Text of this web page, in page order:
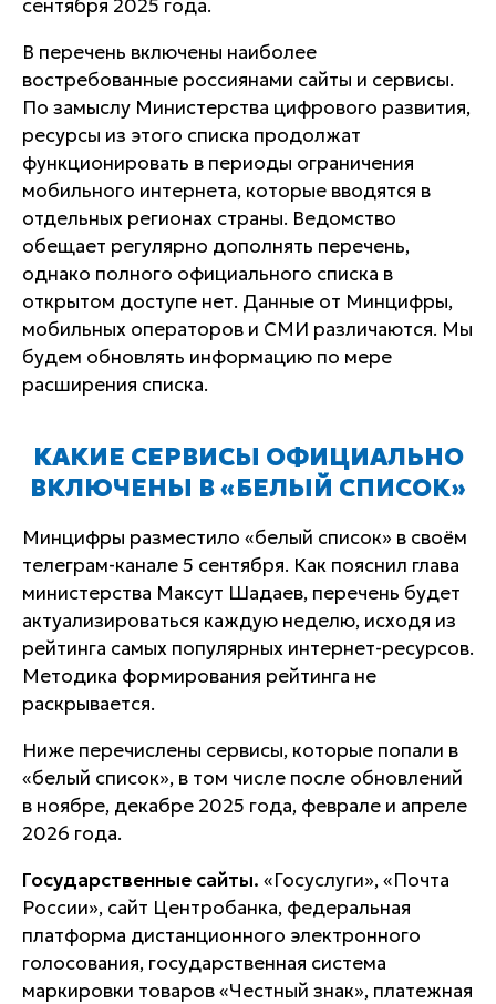
сентября 2025 года.
В перечень включены наиболее
востребованные россиянами сайты и сервисы.
По замыслу Министерства цифрового развития,
ресурсы из этого списка продолжат
функционировать в периоды ограничения
мобильного интернета, которые вводятся в
отдельных регионах страны. Ведомство
обещает регулярно дополнять перечень,
однако полного официального списка в
открытом доступе нет. Данные от Минцифры,
мобильных операторов и СМИ различаются. Мы
будем обновлять информацию по мере
расширения списка.
КАКИЕ СЕРВИСЫ ОФИЦИАЛЬНО
ВКЛЮЧЕНЫ В «БЕЛЫЙ СПИСОК»
Минцифры разместило «белый список» в своём
телеграм-канале 5 сентября. Как пояснил глава
министерства Максут Шадаев, перечень будет
актуализироваться каждую неделю, исходя из
рейтинга самых популярных интернет-ресурсов.
Методика формирования рейтинга не
раскрывается.
Ниже перечислены сервисы, которые попали в
«белый список», в том числе после обновлений
в ноябре, декабре 2025 года, феврале и апреле
2026 года.
Государственные сайты. «Госуслуги», «Почта
России», сайт Центробанка, федеральная
платформа дистанционного электронного
голосования, государственная система
маркировки товаров «Честный знак», платежная